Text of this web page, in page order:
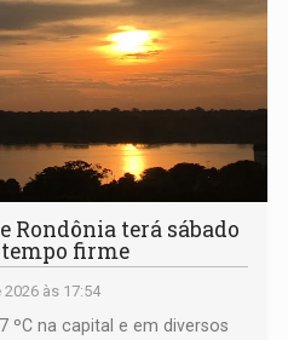
Rondônia terá sábado
tempo firme
às 17:54
ºC na capital e em diversos